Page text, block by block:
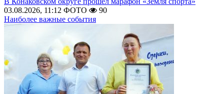
03.08.2026, 11:12 ФОТО
90
Наиболее важные события